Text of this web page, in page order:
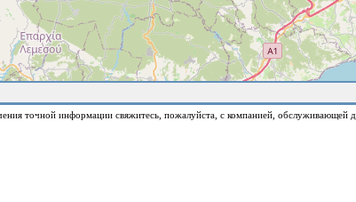
точной информации свяжитесь, пожалуйста, с компанией,